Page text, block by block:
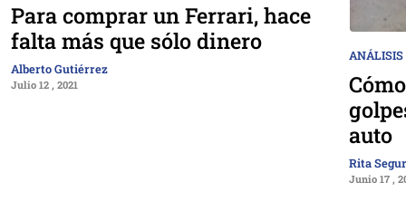
Para comprar un Ferrari, hace
falta más que sólo dinero
Alberto Gutiérrez
Julio 12 , 2021
ANÁLISIS
auto
Rita
Junio 17 ,